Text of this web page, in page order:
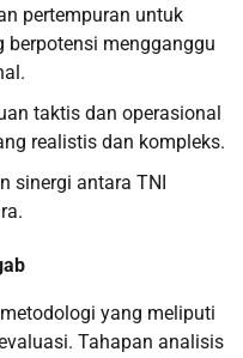
pertempuran untuk
mengganggu
taktis dan operasional
realistis dan kompleks.
sinergi antara TNI
yang meliputi
Tahapan analisis